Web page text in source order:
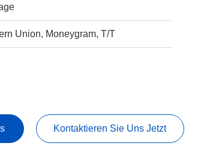
Union, Moneygram, T/T
Kontaktieren Sie Uns Jetzt